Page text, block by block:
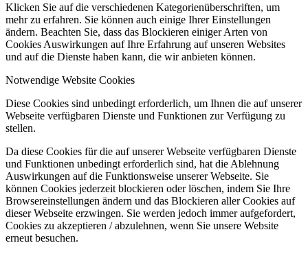
Klicken Sie auf die verschiedenen Kategorienüberschriften, um
mehr zu erfahren. Sie können auch einige Ihrer Einstellungen
ändern. Beachten Sie, dass das Blockieren einiger Arten von
Cookies Auswirkungen auf Ihre Erfahrung auf unseren Websites
und auf die Dienste haben kann, die wir anbieten können.
Notwendige Website Cookies
Diese Cookies sind unbedingt erforderlich, um Ihnen die auf unserer
Webseite verfügbaren Dienste und Funktionen zur Verfügung zu
stellen.
Da diese Cookies für die auf unserer Webseite verfügbaren Dienste
und Funktionen unbedingt erforderlich sind, hat die Ablehnung
Auswirkungen auf die Funktionsweise unserer Webseite. Sie
können Cookies jederzeit blockieren oder löschen, indem Sie Ihre
Browsereinstellungen ändern und das Blockieren aller Cookies auf
dieser Webseite erzwingen. Sie werden jedoch immer aufgefordert,
Cookies zu akzeptieren / abzulehnen, wenn Sie unsere Website
erneut besuchen.